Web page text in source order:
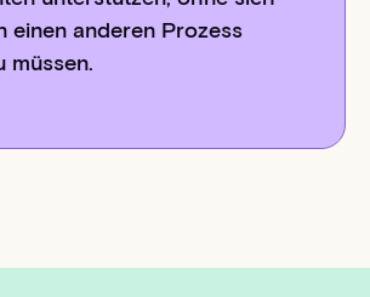
einen anderen Prozess
müssen.